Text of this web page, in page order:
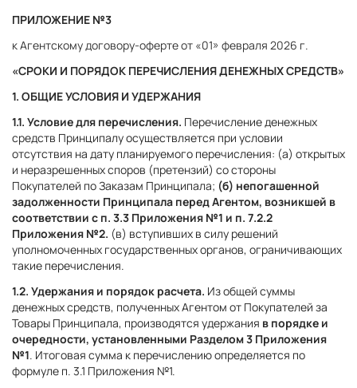
ПРИЛОЖЕНИЕ №3
к Агентскому договору-оферте от «01» февраля 2026 г.
«СРОКИ И ПОРЯДОК ПЕРЕЧИСЛЕНИЯ ДЕНЕЖНЫХ СРЕДСТВ»
1. ОБЩИЕ УСЛОВИЯ И УДЕРЖАНИЯ
1.1. Условие для перечисления. Перечисление денежных
средств Принципалу осуществляется при условии
отсутствия на дату планируемого перечисления: (а) открытых
и неразрешенных споров (претензий) со стороны
Покупателей по Заказам Принципала; (б) непогашенной
задолженности Принципала перед Агентом, возникшей в
соответствии с п. 3.3 Приложения №1 и п. 7.2.2
Приложения №2. (в) вступивших в силу решений
уполномоченных государственных органов, ограничивающих
такие перечисления.
1.2. Удержания и порядок расчета. Из общей суммы
денежных средств, полученных Агентом от Покупателей за
Товары Принципала, производятся удержания в порядке и
очередности, установленными Разделом 3 Приложения
№1. Итоговая сумма к перечислению определяется по
формуле п. 3.1 Приложения №1.